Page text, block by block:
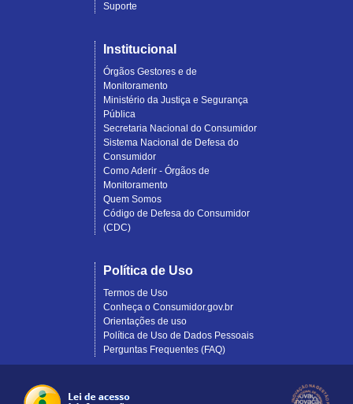
Suporte
Institucional
Órgãos Gestores e de
Monitoramento
Ministério da Justiça e Segurança
Pública
Secretaria Nacional do Consumidor
Sistema Nacional de Defesa do
Consumidor
Como Aderir - Órgãos de
Monitoramento
Quem Somos
Código de Defesa do Consumidor
(CDC)
Política de Uso
Termos de Uso
Conheça o Consumidor.gov.br
Orientações de uso
Política de Uso de Dados Pessoais
Perguntas Frequentes (FAQ)